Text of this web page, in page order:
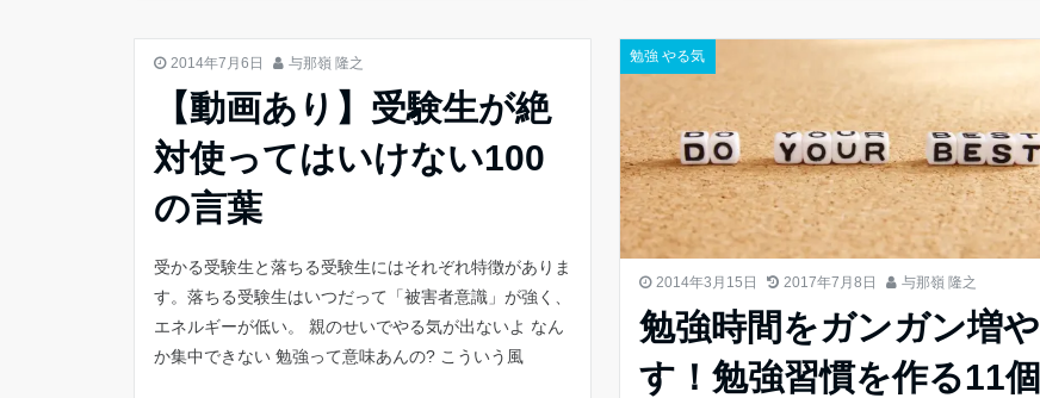
勉強 やる気
2014年7月6日 与那嶺 隆之
【動画あり】受験生が絶
対使ってはいけない100
の言葉
受かる受験生と落ちる受験生にはそれぞれ特徴がありま
す。落ちる受験生はいつだって「被害者意識」が強く、
エネルギーが低い。 親のせいでやる気が出ないよ なん
か集中できない 勉強って意味あんの? こういう風
勉強 やる気
2014年3月15日 2017年7月8日 与那嶺 隆之
勉強時間をガンガン増や
す！勉強習慣を作る11個